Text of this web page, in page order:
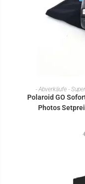
- Abverkäufe -
Polaroid GO
Photos